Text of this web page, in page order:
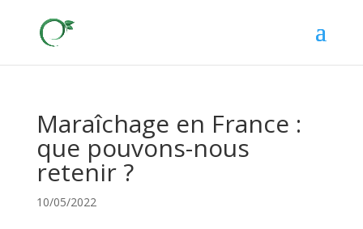
Maraîchage en France :
que pouvons-nous
retenir ?
10/05/2022